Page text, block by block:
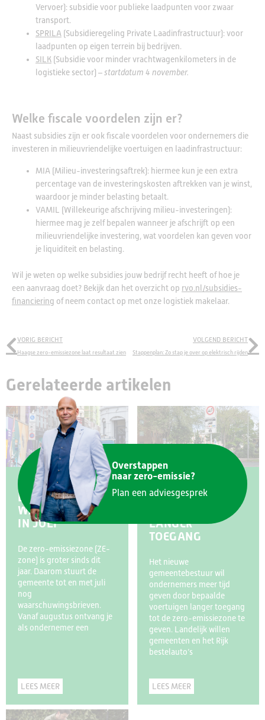
Vervoer): subsidie voor publieke laadpunten voor zwaar
transport.
SPRILA (Subsidieregeling Private Laadinfrastructuur): voor
laadpunten op eigen terrein bij bedrijven.
SILK (Subsidie voor minder vrachtwagenkilometers in de
logistieke sector) –startdatum 4 november.
Welke fiscale voordelen zijn er?
Naast subsidies zijn er ook fiscale voordelen voor ondernemers die
investeren in milieuvriendelijke voertuigen en laadinfrastructuur:
MIA (Milieu-investeringsaftrek): hiermee kun je een extra
percentage van de investeringskosten aftrekken van je winst,
waardoor je minder belasting betaalt.
VAMIL (Willekeurige afschrijving milieu-investeringen):
hiermee mag je zelf bepalen wanneer je afschrijft op een
milieuvriendelijke investering, wat voordelen kan geven voor
je liquiditeit en belasting.
Wil je weten op welke subsidies jouw bedrijf recht heeft of hoe je
een aanvraag doet? Bekijk dan het overzicht op rvo.nl/subsidies-
financiering of neem contact op met onze logistiek makelaar.
VORIG BERICHT
Haagse zero-emissiezone laat resultaat zien
VOLGEND BERICHT
Stappenplan: Zo stap je over op elektrisch rijden
Gerelateerde artikelen
LAATSTE
WAARSCHUWINGEN
IN JULI
De zero-emissiezone (ZE-
zone) is groter sinds dit
jaar. Daarom stuurt de
gemeente tot en met juli
nog
waarschuwingsbrieven.
Vanaf augustus ontvang je
als ondernemer een
LEES MEER
EURO 6
LANGER
TOEGANG
Het nieuwe
gemeentebestuur wil
ondernemers meer tijd
geven door bepaalde
voertuigen langer toegang
tot de zero-emissiezone te
geven. Landelijk willen
gemeenten en het Rijk
bestelauto’s
LEES MEER
Overstappen
naar zero-emissie?
Plan een adviesgesprek